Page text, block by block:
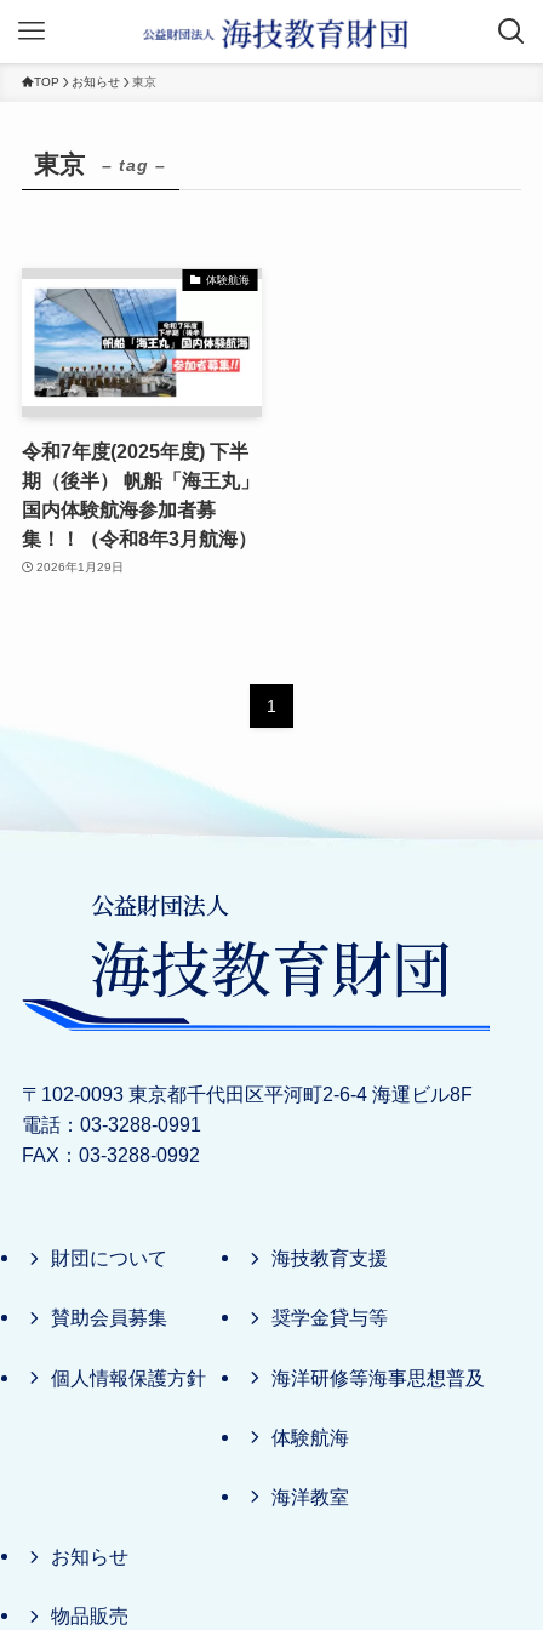
TOP お知らせ 東京
東京 – tag –
体験航海
令和7年度(2025年度) 下半
期（後半） 帆船「海王丸」
国内体験航海参加者募
集！！（令和8年3月航海）
2026年1月29日
1
〒102-0093 東京都千代田区平河町2-6-4 海運ビル8F
電話：03-3288-0991
FAX：03-3288-0992
財団について
賛助会員募集
個人情報保護方針
海技教育支援
奨学金貸与等
海洋研修等海事思想普及
体験航海
海洋教室
お知らせ
物品販売